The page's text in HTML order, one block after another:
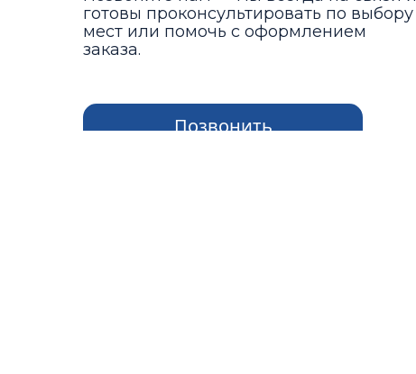
готовы проконсультировать по выбору
мест или помочь с оформлением
заказа.
Позвонить